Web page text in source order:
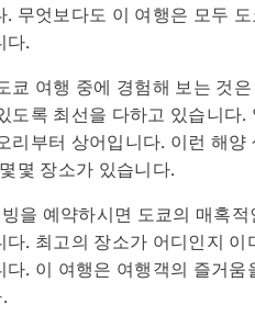
무엇보다도 이 여행은 모두
다.
여행 중에 경험해 보는 것
도록 최선을 다하고 있습니
리부터 상어입니다. 이런 해
몇 장소가 있습니다.
을 예약하시면 도쿄의 매혹
. 최고의 장소가 어디인지
. 이 여행은 여행객의 즐거